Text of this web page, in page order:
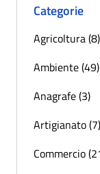
Categorie
Agricoltura (8)
Ambiente (49)
Anagrafe (3)
Artigianato (7)
Commercio